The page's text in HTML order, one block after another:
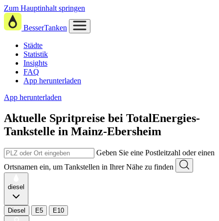
Zum Hauptinhalt springen
BesserTanken
Städte
Statistik
Insights
FAQ
App herunterladen
App herunterladen
Aktuelle Spritpreise bei TotalEnergies-
Tankstelle in Mainz-Ebersheim
Geben Sie eine Postleitzahl oder einen
Ortsnamen ein, um Tankstellen in Ihrer Nähe zu finden
diesel
Diesel E5 E10